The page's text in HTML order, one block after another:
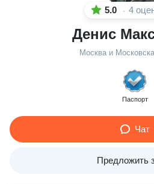
5.0 · 4
Денис
Москва и
Паспорт
Чат
Предложить